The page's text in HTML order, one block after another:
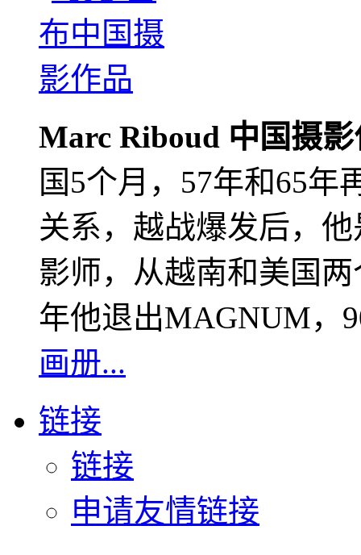
Marc Riboud 中国摄
国5个月，57年和65年
关系，越战爆发后，
影师，从越南和美国
年他退出MAGNUM，
画册...
链接
链接
申请友情链接